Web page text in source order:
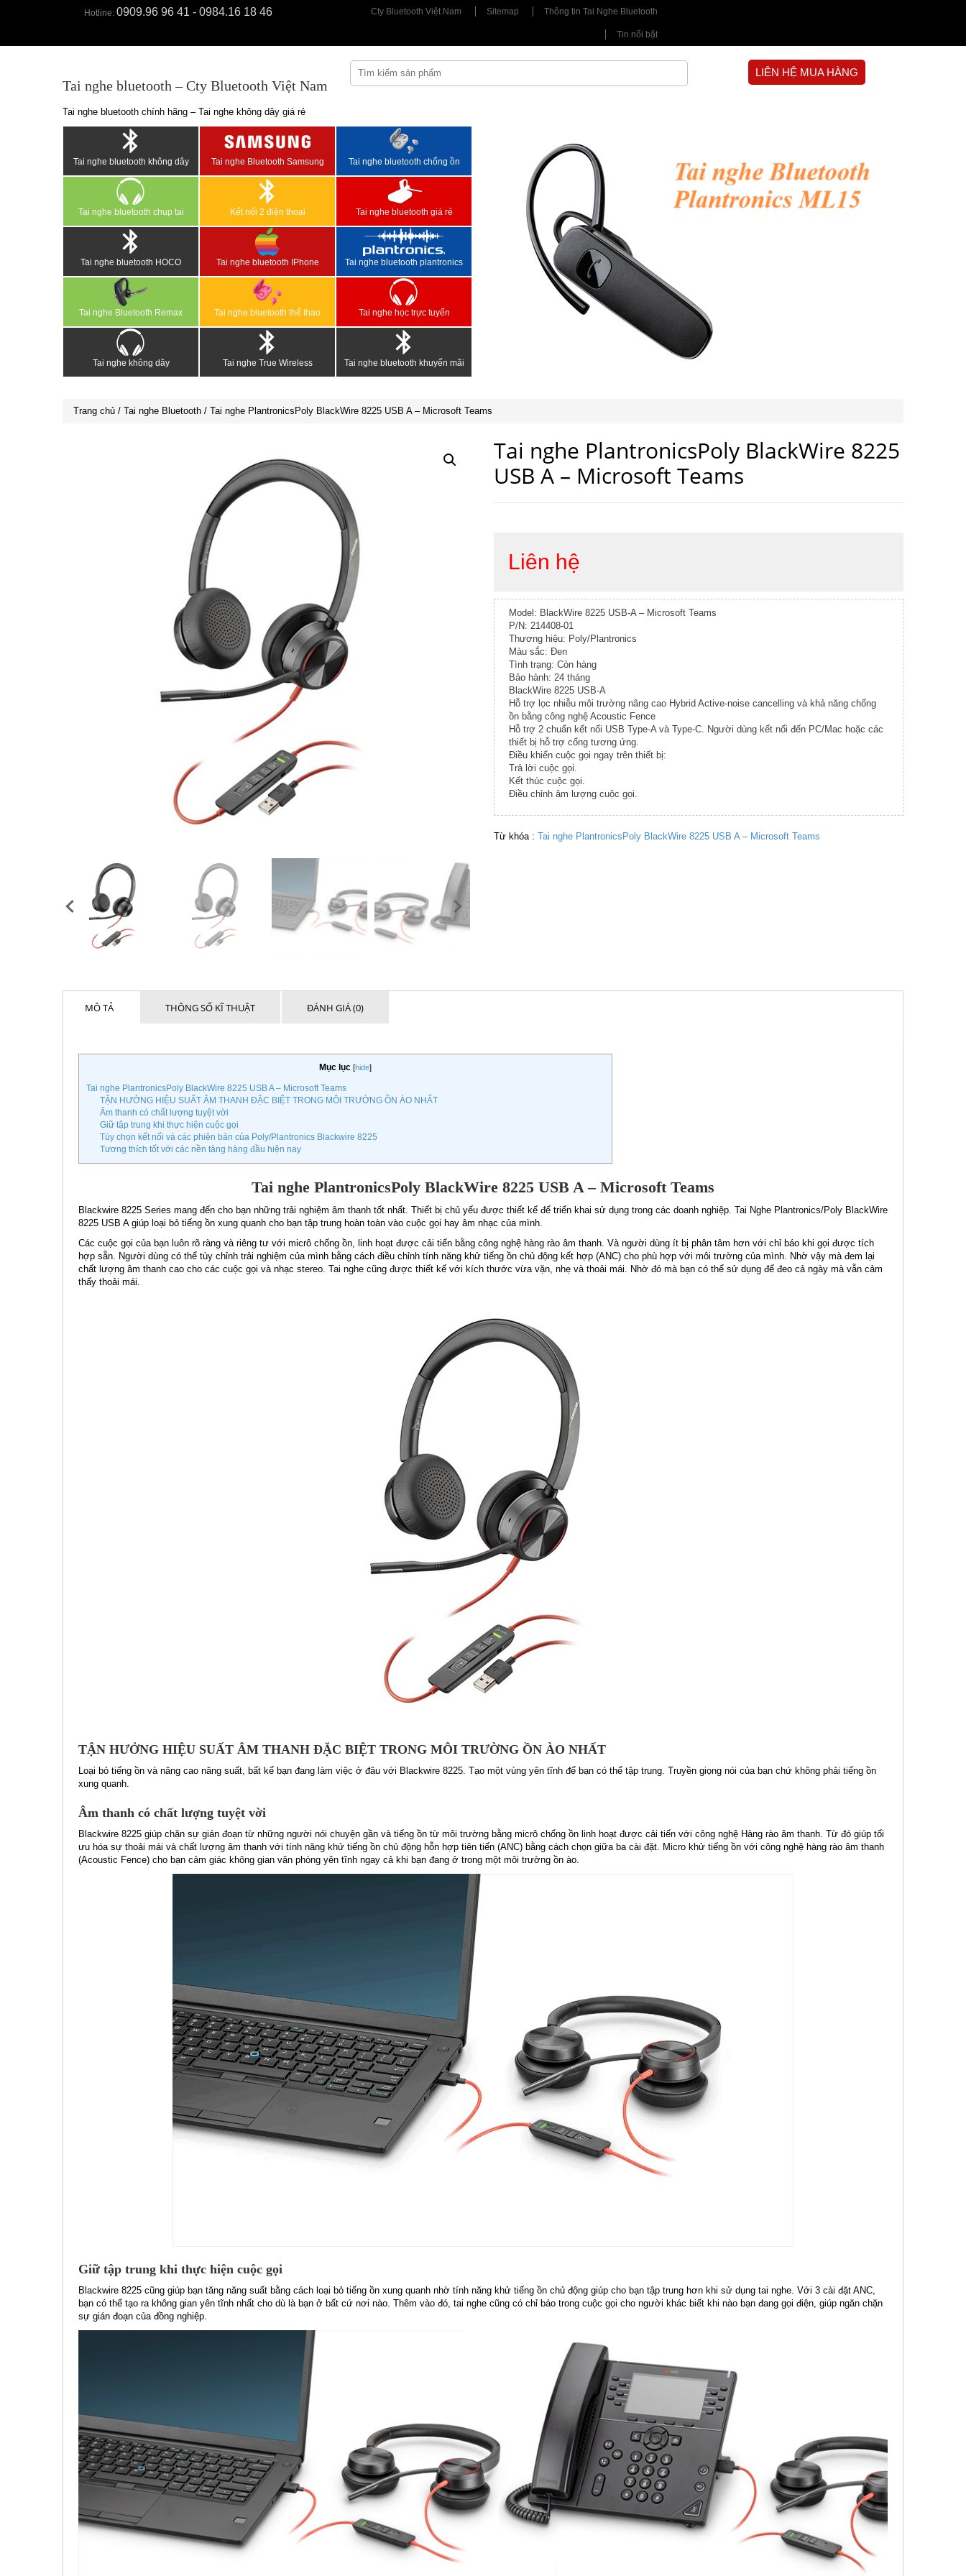
Hotline: 0909.96 96 41 - 0984.16 18 46 Cty Bluetooth Việt Nam Sitemap Thông tin Tai Nghe Bluetooth
Tin nổi bật
Tai nghe bluetooth – Cty Bluetooth Việt Nam
Tai nghe bluetooth chính hãng – Tai nghe không dây giá rẻ
LIÊN HỆ MUA HÀNG
Tai nghe bluetooth không dây Tai nghe Bluetooth Samsung Tai nghe bluetooth chống ồn
Tai nghe bluetooth chụp tai Kết nối 2 điện thoại Tai nghe bluetooth giá rẻ
Tai nghe bluetooth HOCO Tai nghe bluetooth IPhone Tai nghe bluetooth plantronics
Tai nghe Bluetooth Remax Tai nghe bluetooth thể thao Tai nghe học trực tuyến
Tai nghe không dây Tai nghe True Wireless Tai nghe bluetooth khuyến mãi
Trang chủ / Tai nghe Bluetooth / Tai nghe PlantronicsPoly BlackWire 8225 USB A – Microsoft Teams
Tai nghe PlantronicsPoly BlackWire 8225
USB A – Microsoft Teams
Liên hệ
Model: BlackWire 8225 USB-A – Microsoft Teams
P/N: 214408-01
Thương hiệu: Poly/Plantronics
Màu sắc: Đen
Tình trạng: Còn hàng
Bảo hành: 24 tháng
BlackWire 8225 USB-A
Hỗ trợ lọc nhiễu môi trường nâng cao Hybrid Active-noise cancelling và khả năng chống
ồn bằng công nghệ Acoustic Fence
Hỗ trợ 2 chuẩn kết nối USB Type-A và Type-C. Người dùng kết nối đến PC/Mac hoặc các
thiết bị hỗ trợ cổng tương ứng.
Điều khiển cuộc gọi ngay trên thiết bị:
Trả lời cuộc gọi.
Kết thúc cuộc gọi.
Điều chỉnh âm lượng cuộc gọi.
Từ khóa : Tai nghe PlantronicsPoly BlackWire 8225 USB A – Microsoft Teams
MÔ TẢ THÔNG SỐ KĨ THUẬT ĐÁNH GIÁ (0)
Mục lục [hide]
Tai nghe PlantronicsPoly BlackWire 8225 USB A – Microsoft Teams
TẬN HƯỞNG HIỆU SUẤT ÂM THANH ĐẶC BIỆT TRONG MÔI TRƯỜNG ỒN ÀO NHẤT
Âm thanh có chất lượng tuyệt vời
Giữ tập trung khi thực hiện cuộc gọi
Tùy chọn kết nối và các phiên bản của Poly/Plantronics Blackwire 8225
Tương thích tốt với các nền tảng hàng đầu hiện nay
Tai nghe PlantronicsPoly BlackWire 8225 USB A – Microsoft Teams
Blackwire 8225 Series mang đến cho bạn những trải nghiệm âm thanh tốt nhất. Thiết bị chủ yếu được thiết kế để triển khai sử dụng trong các doanh nghiệp. Tai Nghe Plantronics/Poly BlackWire
8225 USB A giúp loại bỏ tiếng ồn xung quanh cho bạn tập trung hoàn toàn vào cuộc gọi hay âm nhạc của mình.
Các cuộc gọi của bạn luôn rõ ràng và riêng tư với micrô chống ồn, linh hoạt được cải tiến bằng công nghệ hàng rào âm thanh. Và người dùng ít bị phân tâm hơn với chỉ báo khi gọi được tích
hợp sẵn. Người dùng có thể tùy chỉnh trải nghiệm của mình bằng cách điều chỉnh tính năng khử tiếng ồn chủ động kết hợp (ANC) cho phù hợp với môi trường của mình. Nhờ vậy mà đem lại
chất lượng âm thanh cao cho các cuộc gọi và nhạc stereo. Tai nghe cũng được thiết kế với kích thước vừa vặn, nhẹ và thoải mái. Nhờ đó mà bạn có thể sử dụng để đeo cả ngày mà vẫn cảm
thấy thoải mái.
TẬN HƯỞNG HIỆU SUẤT ÂM THANH ĐẶC BIỆT TRONG MÔI TRƯỜNG ỒN ÀO NHẤT
Loại bỏ tiếng ồn và nâng cao năng suất, bất kể bạn đang làm việc ở đâu với Blackwire 8225. Tạo một vùng yên tĩnh để bạn có thể tập trung. Truyền giọng nói của bạn chứ không phải tiếng ồn
xung quanh.
Âm thanh có chất lượng tuyệt vời
Blackwire 8225 giúp chặn sự gián đoạn từ những người nói chuyện gần và tiếng ồn từ môi trường bằng micrô chống ồn linh hoạt được cải tiến với công nghệ Hàng rào âm thanh. Từ đó giúp tối
ưu hóa sự thoải mái và chất lượng âm thanh với tính năng khử tiếng ồn chủ động hỗn hợp tiên tiến (ANC) bằng cách chọn giữa ba cài đặt. Micro khử tiếng ồn với công nghệ hàng rào âm thanh
(Acoustic Fence) cho bạn cảm giác không gian văn phòng yên tĩnh ngay cả khi bạn đang ở trong một môi trường ồn ào.
Giữ tập trung khi thực hiện cuộc gọi
Blackwire 8225 cũng giúp bạn tăng năng suất bằng cách loại bỏ tiếng ồn xung quanh nhờ tính năng khử tiếng ồn chủ động giúp cho bạn tập trung hơn khi sử dụng tai nghe. Với 3 cài đặt ANC,
bạn có thể tạo ra không gian yên tĩnh nhất cho dù là bạn ở bất cứ nơi nào. Thêm vào đó, tai nghe cũng có chỉ báo trong cuộc gọi cho người khác biết khi nào bạn đang gọi điện, giúp ngăn chặn
sự gián đoạn của đồng nghiệp.